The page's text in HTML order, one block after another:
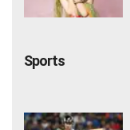
Sports